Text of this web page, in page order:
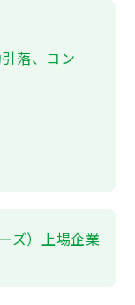
落、コン
ズ）上場企業